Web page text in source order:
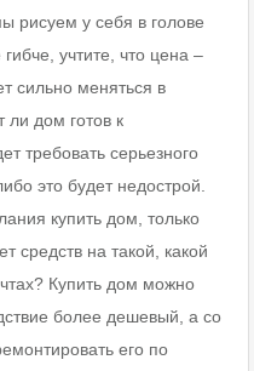
рисуем у себя в голове
учтите, что цена –
сильно меняться в
ли дом готов к
требовать серьезного
это будет недострой.
купить дом, только
средств на такой, какой
Купить дом можно
более дешевый, а со
его по